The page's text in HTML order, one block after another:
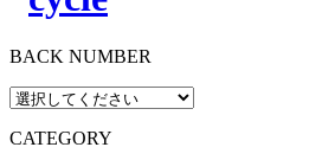
BACK NUMBER
CATEGORY